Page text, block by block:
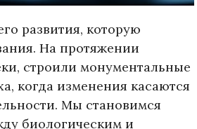
развития, которую
На протяжении
строили монументальные
когда изменения касаются
Мы становимся
биологическим и